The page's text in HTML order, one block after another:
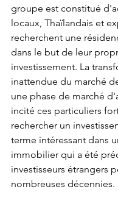
groupe est constitué
locaux, Thaïlandais et
recherchent une
dans le but de leur
investissement. La
inattendue du marché
une phase de marché
incité ces particuliers
rechercher un
terme intéressant dans
immobilier qui a été
investisseurs étrangers
nombreuses décennies.